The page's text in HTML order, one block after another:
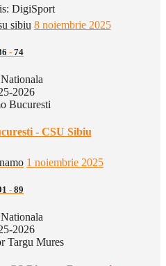
DigiSport
8 noiembrie 2025
- 74
2026
Bucuresti
- CSU Sibiu
1 noiembrie 2025
- 89
2026
Targu Mures